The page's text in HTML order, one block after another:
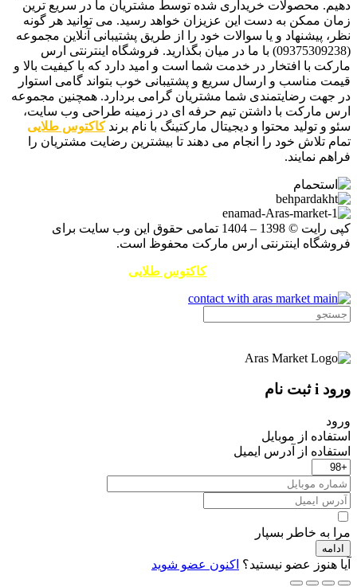
دهیم. محصولات خریداری شده توسط مشتریان ما در سریع ترین
زمان ممکن به دست این عزیزان خواهد رسید. می توانید هر گونه
نظر، پیشنهاد و یا سوالات خود را از طریق پشتیبانی آنلاین مجموعه
(09375309238) با ما در میان بگذارید. فروشگاه اینترنتی ارس
مارکت با افتخار در خدمت شما است و امید دارد که با کیفیت بالا و
قیمت مناسب و ارسال سریع و پشتیبانی خوب بتواند گامی استوار
در جهت رضایتمندی شما مشتریان گرامی بردارد. همچنین مجموعه
ارس مارکت با داشتن تیم حرفه ای در زمینه طراحی وب سایت،
سئو و تولید محتوا و دیجیتال مارکتینگ با نام برند کاکتوس طلایی
تمام تلاش خود را انجام می دهند تا بیشترین رضایت مشتریان را
فراهم نمایند.
کپی رایت © 1398 – 1404 تمامی حقوق این وب سایت برای
فروشگاه اینترنتی ارس مارکت محفوظ است.
کاکتوس طلایی
ورود i ثبت نام
ورود
استفاده از موبایل
استفاده از آدرس ایمیل
مرا به خاطر بسپار
ادامه
آیا هنوز عضو نیستید؟ اکنون عضو شوید